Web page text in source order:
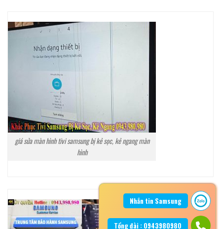
giá sửa màn hình tivi samsung bị kẻ sọc, kẻ ngang màn
hình
Nhắn tin Samsung
Tổng đài : 0943980980